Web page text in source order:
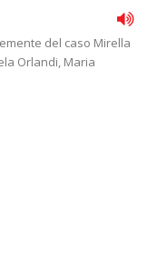
del caso Mirella
Orlandi, Maria